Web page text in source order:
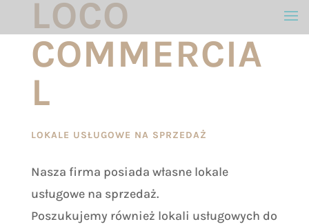
LOCO
COMMERCIA
L
LOKALE USŁUGOWE NA SPRZEDAŻ
Nasza firma posiada własne lokale
usługowe na sprzedaż.
Poszukujemy również lokali usługowych do